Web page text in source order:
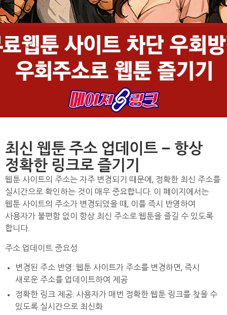
최신 웹툰 주소 업데이트 – 항상
정확한 링크로 즐기기
웹툰 사이트의 주소는 자주 변경되기 때문에, 정확한 최신 주소를
실시간으로 확인하는 것이 매우 중요합니다. 이 페이지에서는
웹툰 사이트의 주소가 변경되었을 때, 이를 즉시 반영하여
사용자가 불편함 없이 항상 최신 주소로 웹툰을 즐길 수 있도록
합니다.
주소 업데이트 중요성
변경된 주소 반영: 웹툰 사이트가 주소를 변경하면, 즉시
새로운 주소를 업데이트하여 제공
정확한 링크 제공: 사용자가 매번 정확한 웹툰 링크를 찾을 수
있도록 실시간으로 최신화